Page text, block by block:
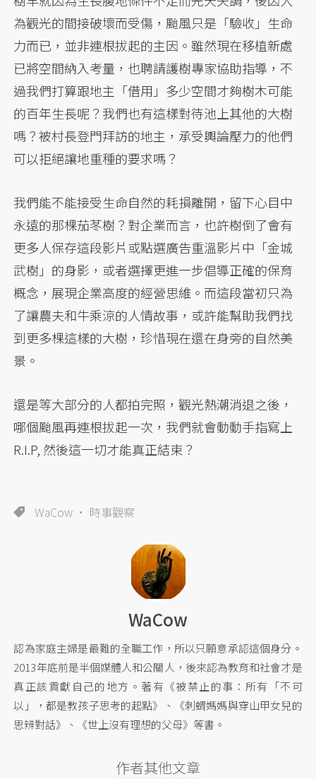
為觀光的間接破壞而受傷，颱風只是「驗收」生命
力而已，並非連根拔起的主因。雖然現在移植新處
已將空間納入考量，也聘請護樹專家協助指導，不
過我們打算跟地主「借用」多少空間才夠樹木可能
的百年生長呢？我們也有這樣對待池上其他的大樹
嗎？被村長登門拜訪的地主，承受輿論壓力的他們
可以拒絕讓地重種的要求嗎？
我們能不能接受生命自然的耗損離開，留下心目中
永遠的那棵茄苳樹？對企業而言，也許樹倒了會有
更多人保存這段影片或點選廣告重溫影片中「金城
武樹」的身影，或者選擇更進一步倡導正確的保育
概念，展現企業高度的經營思維。而這段當初只為
了讓農夫和牛乘涼的人情故事，或許能幫助我們找
到更多棵這樣的大樹，珍惜現在還在身旁的自然美
景。
還是等大部分的人都拍完照，觀光熱潮消退之後，
哪個颱風再連根拔起一次，我們就會動動手指寫上
R.I.P, 然後這一切才能真正結束？
WaCow 時事觀察
WaCow
認為家庭主婦是最難的全職工作，所以只願意承認這個身分。
2013年底前是半個媒體人和公關人，後來認為教育和社會才是
真正該貢獻自己的地方。著有《被禁止的事：所有「不可
以」，都是教孩子思考的起點》、《刺蝟媽媽與穿山甲女兒的
思辨對話》、《世上沒有理想的父母》等書。
作者其他文章